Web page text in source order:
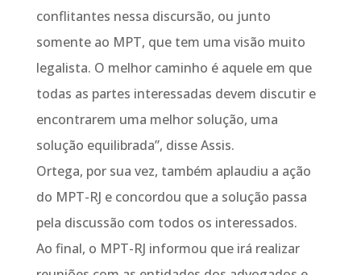
conflitantes nessa discursão, ou junto
somente ao MPT, que tem uma visão muito
legalista. O melhor caminho é aquele em que
todas as partes interessadas devem discutir e
encontrarem uma melhor solução, uma
solução equilibrada”, disse Assis.
Ortega, por sua vez, também aplaudiu a ação
do MPT-RJ e concordou que a solução passa
pela discussão com todos os interessados.
Ao final, o MPT-RJ informou que irá realizar